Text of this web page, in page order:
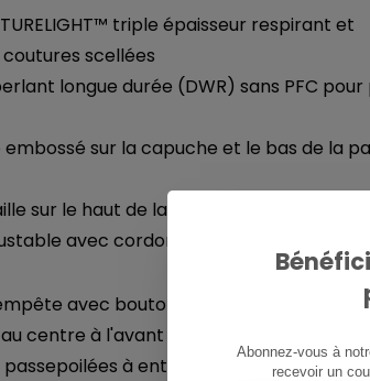
triple épaisseur respirant et
scellées
longue durée (DWR) sans PFC pour
embossé sur la capuche et le bas de la
sur le haut de la partie principale
avec cordon de serrage et
avec boutons-pression et
au centre à l'avant
à entrées et glissières
Abonnez-vous à
recevoir un